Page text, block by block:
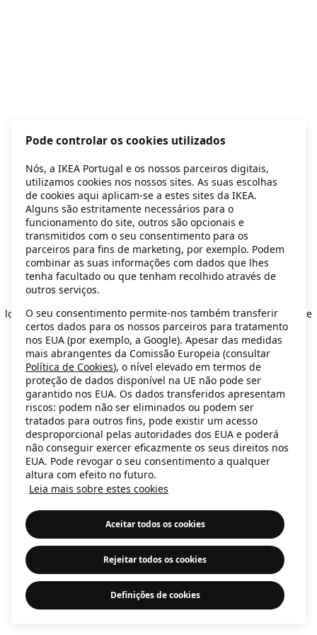
Application error: a client-side exception has occurred
loadingsecondhand.ikea.com (see the browser console for more
information).
Pode controlar os cookies utilizados
Nós, a IKEA Portugal e os nossos parceiros digitais,
utilizamos cookies nos nossos sites. As suas escolhas
de cookies aqui aplicam-se a estes sites da IKEA.
Alguns são estritamente necessários para o
funcionamento do site, outros são opcionais e
transmitidos com o seu consentimento para os
parceiros para fins de marketing, por exemplo. Podem
combinar as suas informações com dados que lhes
tenha facultado ou que tenham recolhido através de
outros serviços.
O seu consentimento permite-nos também transferir
certos dados para os nossos parceiros para tratamento
nos EUA (por exemplo, a Google). Apesar das medidas
mais abrangentes da Comissão Europeia (consultar
Política de Cookies), o nível elevado em termos de
proteção de dados disponível na UE não pode ser
garantido nos EUA. Os dados transferidos apresentam
riscos: podem não ser eliminados ou podem ser
tratados para outros fins, pode existir um acesso
desproporcional pelas autoridades dos EUA e poderá
não conseguir exercer eficazmente os seus direitos nos
EUA. Pode revogar o seu consentimento a qualquer
altura com efeito no futuro.
Leia mais sobre estes cookies
Aceitar todos os cookies
Rejeitar todos os cookies
Definições de cookies